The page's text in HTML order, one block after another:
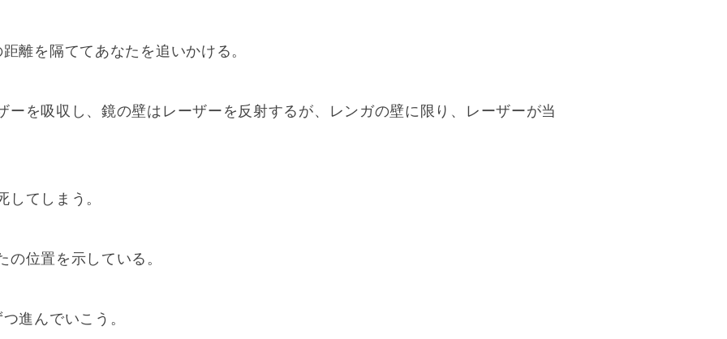
離を隔ててあなたを追いかける。
ーを吸収し、鏡の壁はレーザーを反射するが、レンガの壁に限り、レーザーが当
してしまう。
位置を示している。
進んでいこう。